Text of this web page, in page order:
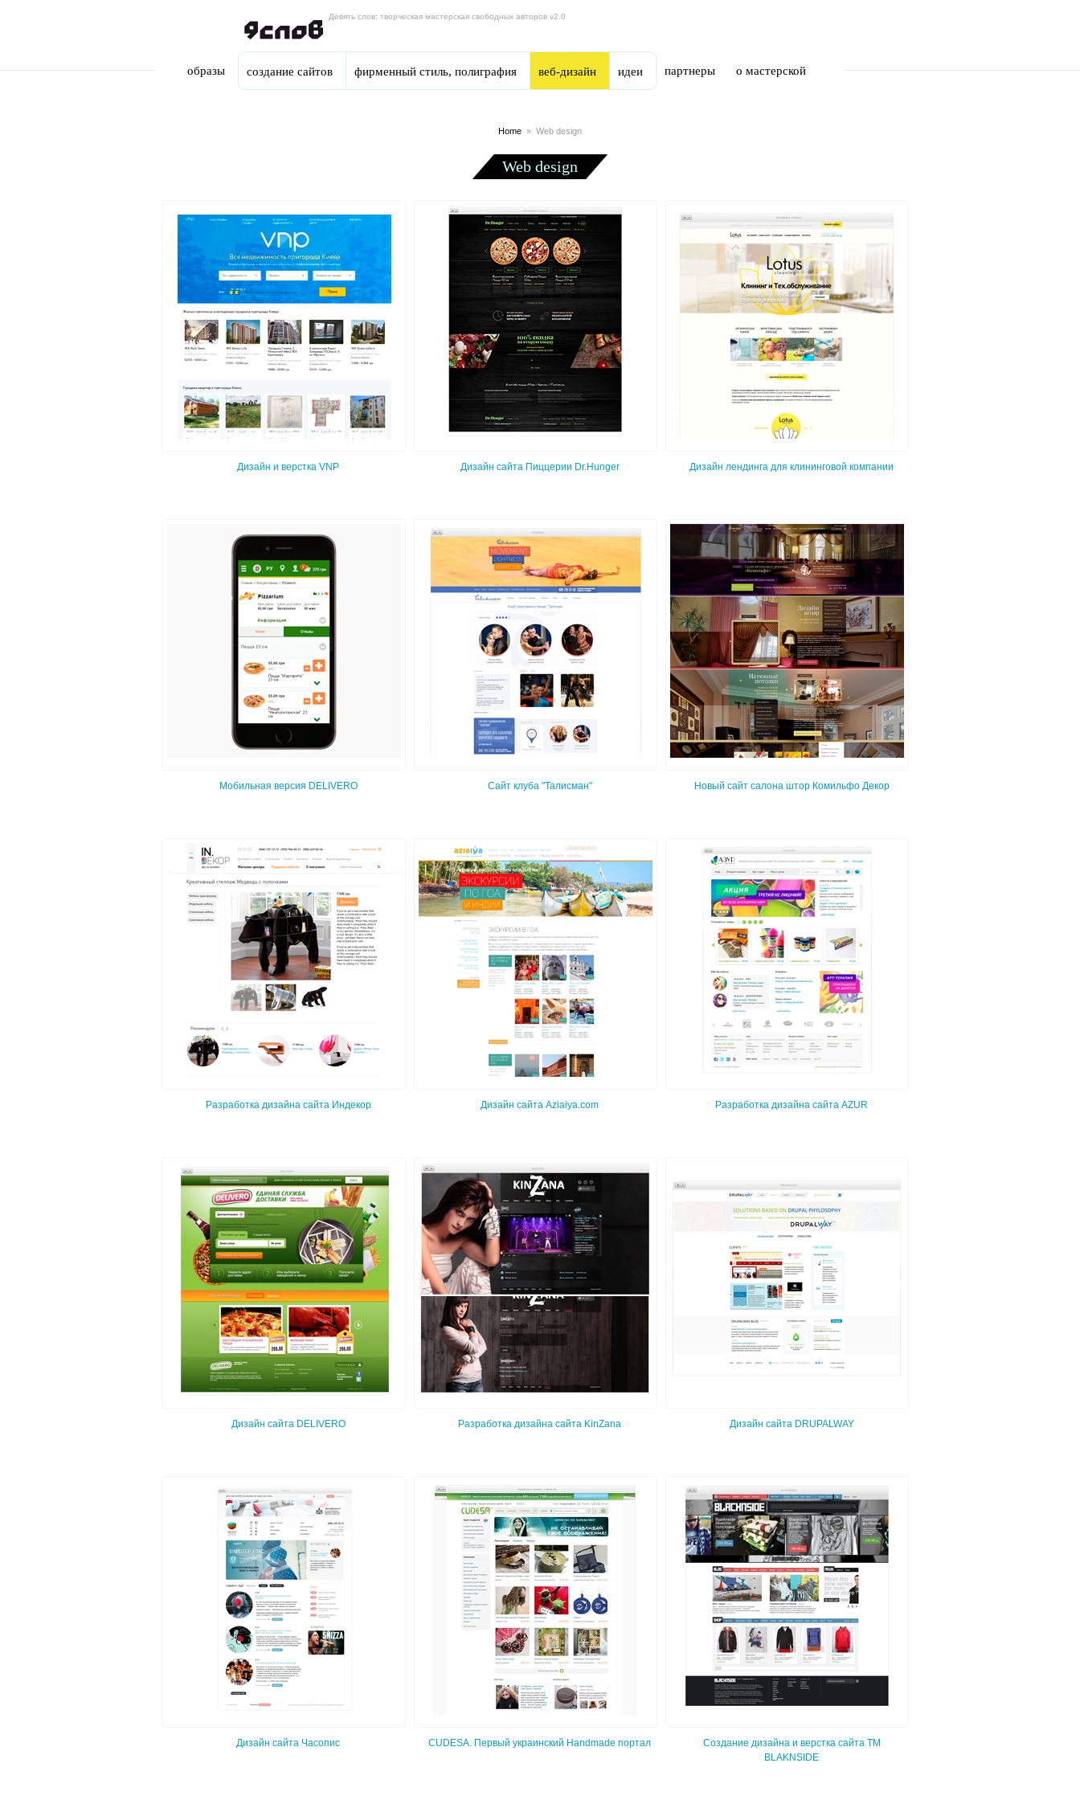
Девять слов: творческая мастерская свободных авторов v2.0
образы создание сайтов фирменный стиль, полиграфия веб-дизайн идеи партнеры о мастерской
Home » Web design
Web design
Дизайн и верстка VNP Дизайн сайта Пиццерии Dr.Hunger Дизайн лендинга для клининговой компании
Мобильная версия DELIVERO Сайт клуба "Талисман" Новый сайт салона штор Комильфо Декор
Разработка дизайна сайта Индекор Дизайн сайта Aziaiya.com Разработка дизайна сайта AZUR
Дизайн сайта DELIVERO Разработка дизайна сайта KinZana Дизайн сайта DRUPALWAY
Дизайн сайта Часопис CUDESA. Первый украинский Handmade портал
Создание дизайна и верстка сайта TM
BLAKNSIDE